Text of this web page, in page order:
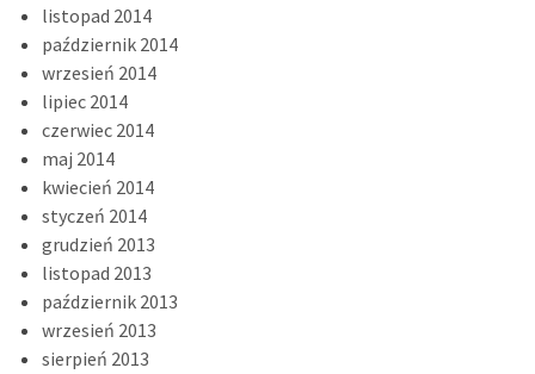
listopad 2014
październik 2014
wrzesień 2014
lipiec 2014
czerwiec 2014
maj 2014
kwiecień 2014
styczeń 2014
grudzień 2013
listopad 2013
październik 2013
wrzesień 2013
sierpień 2013